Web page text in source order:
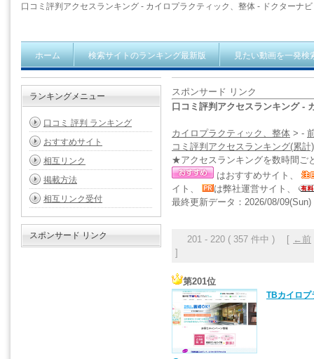
口コミ評判アクセスランキング - カイロプラクティック、整体 - ドクターナビ
ホーム 検索サイトのランキング最新版 見たい動画を一発検
スポンサード リンク
口コミ評判アクセスランキング -
カイロプラクティック、整体 > -
コミ評判アクセスランキング(累計)
★アクセスランキングを数時間ご
はおすすめサイト、
イト、
は弊社運営サイト、
最終更新データ：2026/08/09(Sun)
201 - 220 ( 357 件中 ) [ ←前
]
第201位
TBカイロプ
ランキングメニュー
口コミ 評判 ランキング
おすすめサイト
相互リンク
掲載方法
相互リンク受付
スポンサード リンク